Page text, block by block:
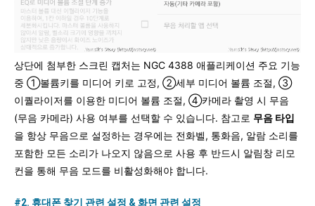
상단에 첨부한 스크린 캡처는 NGC 4388 애플리케이션 주요 기능
중 ①볼륨키를 미디어 키로 고정, ②세부 미디어 볼륨 조절, ③
이퀄라이저를 이용한 미디어 볼륨 조절, ④카메라 촬영 시 무음
(무음 카메라) 사용 여부를 선택할 수 있습니다. 참고로 무음 타입
을 항상 무음으로 설정하는 경우에는 전화벨, 통화음, 알람 소리를
포함한 모든 소리가 나오지 않음으로 사용 후 반드시 알림창 리모
컨을 통해 무음 모드를 비활성화해야 합니다.
#2. 휴대폰 찾기 관련 설정 & 화면 관련 설정